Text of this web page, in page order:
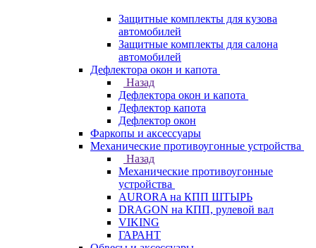
Защитные комплекты для кузова
автомобилей
Защитные комплекты для салона
автомобилей
Дефлектора окон и капота
Назад
Дефлектора окон и капота
Дефлектор капота
Дефлектор окон
Фаркопы и аксессуары
Механические противоугонные устройства
Назад
Механические противоугонные
устройства
AURORA на КПП ШТЫРЬ
DRAGON на КПП, рулевой вал
VIKING
ГАРАНТ